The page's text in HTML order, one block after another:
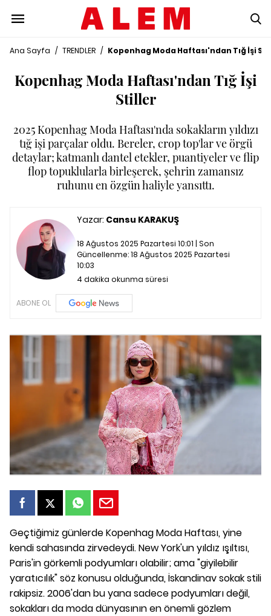
Ana Sayfa / TRENDLER / Kopenhag Moda Haftası'ndan Tığ İşi
Kopenhag Moda Haftası'ndan Tığ İşi
Stiller
2025 Kopenhag Moda Haftası'nda sokakların yıldızı
tığ işi parçalar oldu. Bereler, crop top'lar ve örgü
detaylar; katmanlı dantel etekler, puantiyeler ve flip
flop topuklularla birleşerek, şehrin zamansız
ruhunu en özgün haliyle yansıttı.
Yazar: Cansu KARAKUŞ
18 Ağustos 2025 Pazartesi 10:01 | Son
Güncellenme:18 Ağustos 2025 Pazartesi
10:03
4 dakika okunma süresi
ABONE OL
Geçtiğimiz günlerde Kopenhag Moda Haftası, yine
kendi sahasında zirvedeydi. New York'un yıldız ışıltısı,
Paris'in görkemli podyumları olabilir; ama "giyilebilir
yaratıcılık" söz konusu olduğunda, İskandinav sokak stili
rakipsiz. 2006'dan bu yana sadece podyumları değil,
sokakları da moda dünyasının en önemli gözlem